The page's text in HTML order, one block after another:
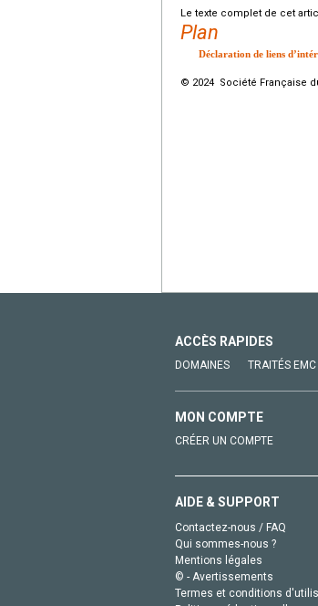
Le texte complet de cet
Plan
Déclaration de liens
© 2024 Société Française
ACCÈS RAPIDES
DOMAINES TRAITÉS EMC
MON COMPTE
CRÉER UN COMPTE
AIDE & SUPPORT
Contactez-nous / FAQ
Qui sommes-nous ?
Mentions légales
© - Avertissements
Termes et conditions